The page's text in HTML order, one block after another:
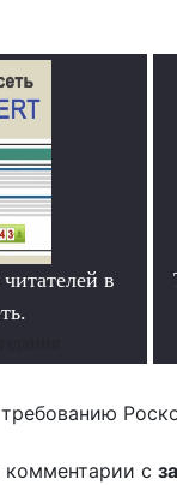
в
комментарии с